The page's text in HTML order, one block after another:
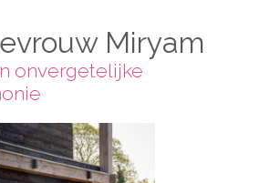
Miryam
onvergetelijke